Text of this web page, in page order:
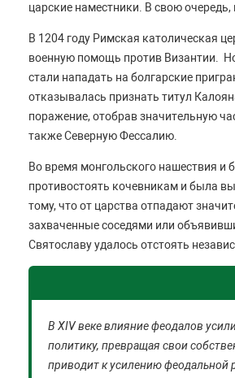
царские наместники. В свою
В 1204 году Римская католическая
военную помощь против Византии. Но
стали нападать на болгарские
отказывалась признать титул
поражение, отобрав значительную
также Северную Фессалию.
Во время монгольского нашествия и
противостоять кочевникам и была
тому, что от царства отпадают
захваченные соседями или
Святославу удалось отстоять
В XIV веке влияние феодалов
политику, превращая свои
приводит к усилению феодальной